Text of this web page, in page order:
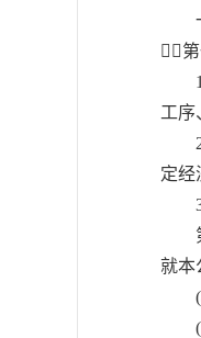
一

1.
工序
2.
定经
3.
第
就本
(1)